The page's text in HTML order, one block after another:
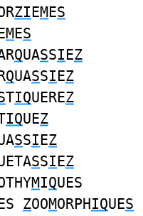
ZIEMES
MES
QUASSIEZ
QUASSIEZ
TIQUEREZ
IQUEZ
SSIEZ
SSIEZ
MIQUES
ZOOMORPHIQUES